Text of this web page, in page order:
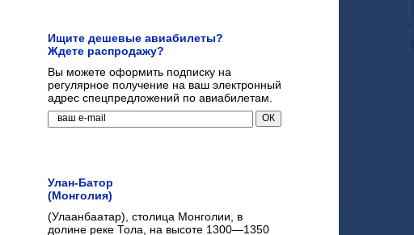
Ищите дешевые авиабилеты?
Ждете распродажу?
Вы можете оформить подписку на
регулярное получение на ваш электронный
адрес спецпредложений по авиабилетам.
Улан-Батор
(Монголия)
(Улаанбаатар), столица Монголии, в
долине реке Тола, на высоте 1300—1350